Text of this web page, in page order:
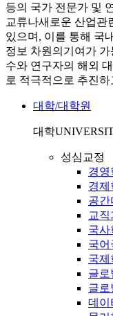
등의 국가 전문가 및
교류나새로운 산업관
있으며, 이를 통해 국
정보 차원의기여가
수와 연구자의 해외
로 적극적으로 추진
대학/대학원
대학
성심교정
경영
경제
공
교직
국사
국어
국제
글로
글로
데이